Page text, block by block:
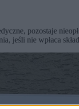
pozostaje
jeśli nie wpłaca